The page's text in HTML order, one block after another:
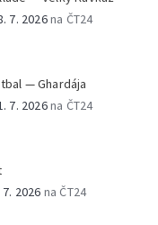
7. 2026na ČT24
— Ghardája
7. 2026na ČT24
7. 2026 na ČT24